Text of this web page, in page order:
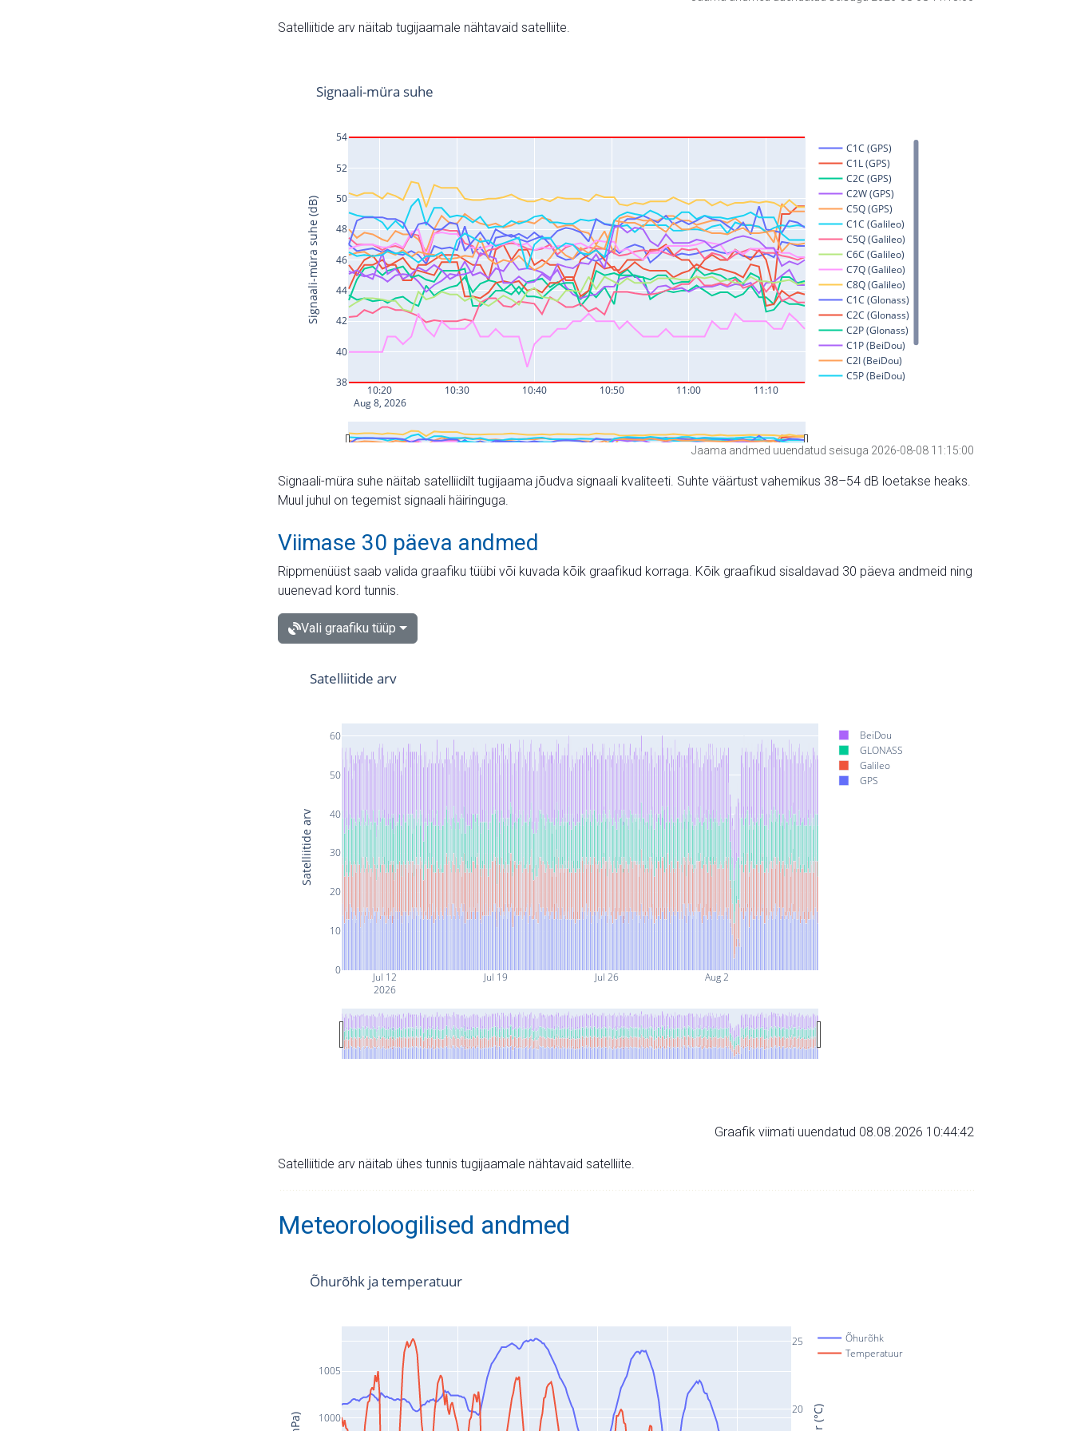
Satelliitide arv näitab tugijaamale nähtavaid satelliite.
Jaama andmed uuendatud seisuga 2026-08-08 11:15:00
Signaali-müra suhe näitab satelliidilt tugijaama jõudva signaali kvaliteeti. Suhte väärtust vahemikus 38–54 dB loetakse heaks.
Muul juhul on tegemist signaali häiringuga.
Viimase 30 päeva andmed
Rippmenüüst saab valida graafiku tüübi või kuvada kõik graafikud korraga. Kõik graafikud sisaldavad 30 päeva andmeid ning
uuenevad kord tunnis.
Vali graafiku tüüp
Jul 12
2026
Jul 19 Jul 26 Aug 2
0
10
20
30
40
50
60
BeiDou
GLONASS
Galileo
GPS
Satelliitide arv
Satelliitide arv
Graafik viimati uuendatud 08.08.2026 10:44:42
Satelliitide arv näitab ühes tunnis tugijaamale nähtavaid satelliite.
Meteoroloogilised andmed
1000
1005
20
25
Õhurõhk
Temperatuur
Õhurõhk ja temperatuur